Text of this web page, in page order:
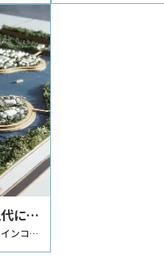
にお
ンコー